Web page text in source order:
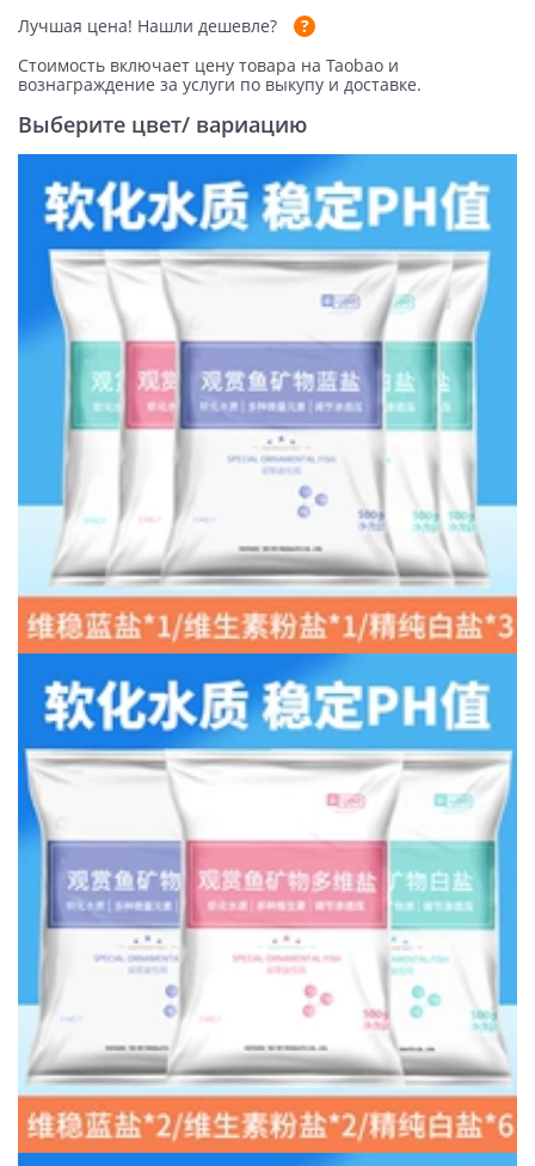
Лучшая цена! Нашли дешевле?
Стоимость включает цену товара на Taobao и
вознаграждение за услуги по выкупу и доставке.
Выберите цвет/ вариацию